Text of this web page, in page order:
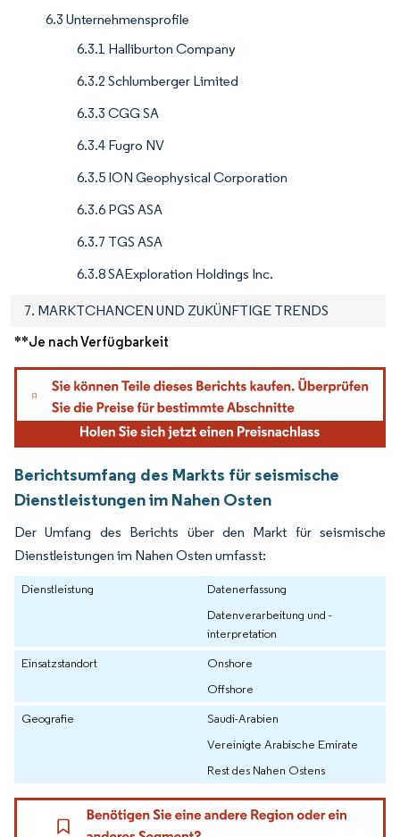
6.3 Unternehmensprofile
6.3.1 Halliburton Company
6.3.2 Schlumberger Limited
6.3.3 CGG SA
6.3.4 Fugro NV
6.3.5 ION Geophysical Corporation
6.3.6 PGS ASA
6.3.7 TGS ASA
6.3.8 SAExploration Holdings Inc.
7. MARKTCHANCEN UND ZUKÜNFTIGE TRENDS
**Je nach Verfügbarkeit
Berichtsumfang des Markts für seismische
Dienstleistungen im Nahen Osten
Der Umfang des Berichts über den Markt für seismische
Dienstleistungen im Nahen Osten umfasst:
Dienstleistung
Datenerfassung
Datenverarbeitung und -
interpretation
Einsatzstandort
Onshore
Offshore
Geografie
Saudi-Arabien
Vereinigte Arabische Emirate
Rest des Nahen Ostens